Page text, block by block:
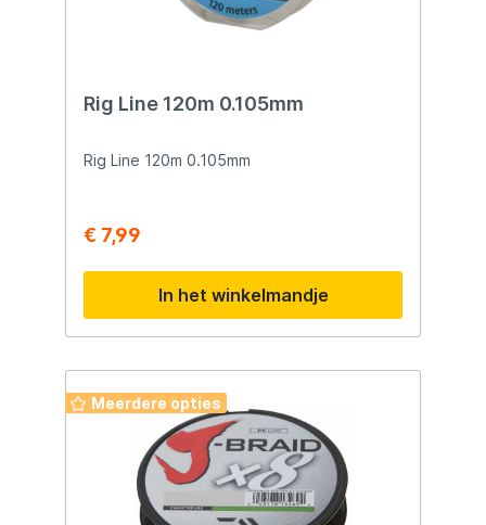
Rig Line 120m 0.105mm
Rig Line 120m 0.105mm
€ 7,99
In het winkelmandje
Meerdere opties